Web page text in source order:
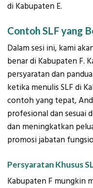
di Kabupaten E.
Contoh SLF yang
Dalam sesi ini, kami
benar di Kabupaten F.
persyaratan dan
ketika menulis SLF di
contoh yang tepat,
profesional dan sesuai
dan meningkatkan
promosi jabatan
Persyaratan Khusus
Kabupaten F mungkin